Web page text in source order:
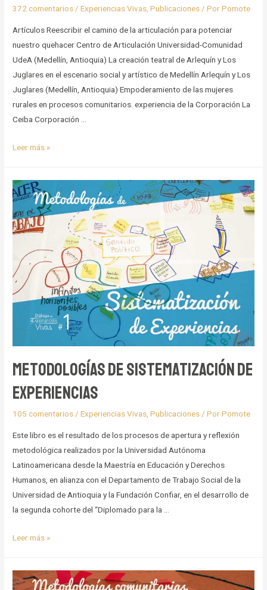
372 comentarios /Experiencias Vivas ,Publicaciones / PorPomote
Artículos Reescribir el camino de la articulación para potenciar
nuestro quehacer Centro de Articulación Universidad-Comunidad
UdeA (Medellín, Antioquia) La creación teatral de Arlequín y Los
Juglares en el escenario social y artístico de Medellín Arlequín y Los
Juglares (Medellín, Antioquia) Empoderamiento de las mujeres
rurales en procesos comunitarios. experiencia de la Corporación La
Ceiba Corporación …
Experiencias
en
de
Educación
Leer más »
Metodologías de Sistematización de
Experiencias
105 comentarios /Experiencias Vivas ,Publicaciones / PorPomote
Este libro es el resultado de los procesos de apertura y reflexión
metodológica realizados por la Universidad Autónoma
Latinoamericana desde la Maestría en Educación y Derechos
Humanos, en alianza con el Departamento de Trabajo Social de la
Universidad de Antioquia y la Fundación Confiar, en el desarrollo de
la segunda cohorte del “Diplomado para la …
Metodologías
de
Leer más »